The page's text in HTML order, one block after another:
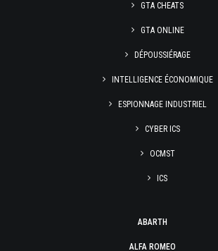
GTA CHEATS
GTA ONLINE
DÉPOUSSIÉRAGE
INTELLIGENCE ÉCONOMIQUE
ESPIONNAGE INDUSTRIEL
CYBER ICS
OCMST
ICS
ABARTH
ALFA ROMEO